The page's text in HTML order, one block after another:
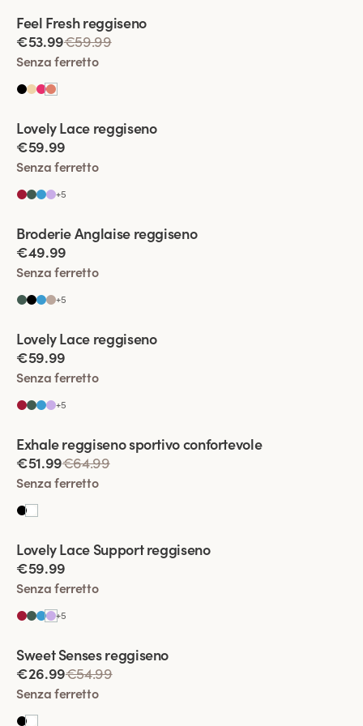
Viewing image 1 of 2
Spalline imbottite
Feel Fresh reggiseno
€53.99€59.99
Senza ferretto
Viewing image 1 of 2
Nuovo colore
Lovely Lace reggiseno
€59.99
Senza ferretto
+5
Viewing image 1 of 2
Broderie Anglaise reggiseno
€49.99
Senza ferretto
+5
Viewing image 1 of 2
Lovely Lace reggiseno
€59.99
Senza ferretto
+5
Viewing image 1 of 2
Exhale reggiseno sportivo confortevole
€51.99€64.99
Senza ferretto
Viewing image 1 of 2
Lovely Lace Support reggiseno
€59.99
Senza ferretto
+5
Viewing image 1 of 2
Sweet Senses reggiseno
€26.99€54.99
Senza ferretto